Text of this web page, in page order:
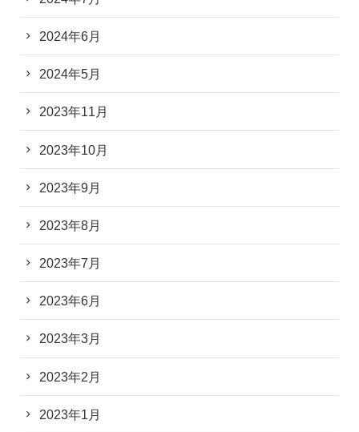
2024年6月
2024年5月
2023年11月
2023年10月
2023年9月
2023年8月
2023年7月
2023年6月
2023年3月
2023年2月
2023年1月